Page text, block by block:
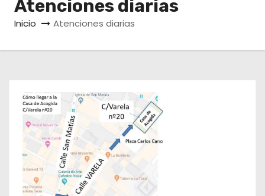
Atenciones diarias
Inicio Atenciones diarias